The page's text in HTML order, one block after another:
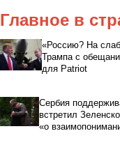
Главное в
«Россию? На
Трампа с
для Patriot
Сербия
встретил
«о